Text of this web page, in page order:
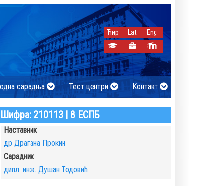
Ћир Lat Eng
сарадња Тест центри Контакт
Шифра: 210113 | 8 ЕСПБ
Наставник
др Драгана Прокин
Сарадник
дипл. инж. Душан Тодовић